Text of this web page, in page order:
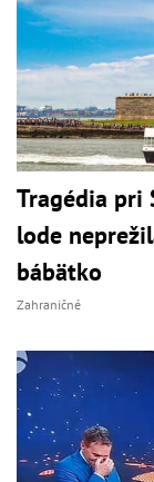
Tragédia pri
lode
bábätko
Zahraničné